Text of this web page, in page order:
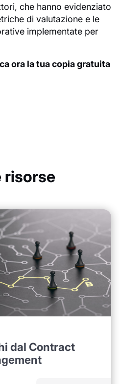
che hanno evidenziato
di valutazione e le
implementate per
ora la tua copia gratuita
risorse
dal Contract